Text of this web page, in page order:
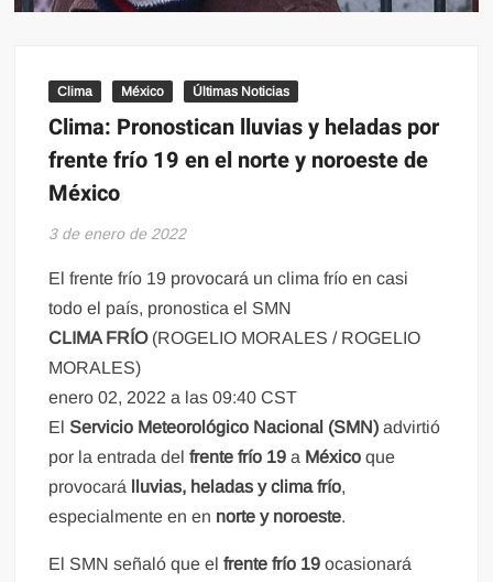
Clima México Últimas Noticias
Clima: Pronostican lluvias y heladas por
frente frío 19 en el norte y noroeste de
México
3 de enero de 2022
El frente frío 19 provocará un clima frío en casi
todo el país, pronostica el SMN
CLIMA FRÍO (ROGELIO MORALES / ROGELIO
MORALES)
enero 02, 2022 a las 09:40 CST
El Servicio Meteorológico Nacional (SMN) advirtió
por la entrada delfrente frío 19a México que
provocará
lluvias, heladas yclima frío,
especialmente en en norte y noroeste.
El SMN señaló que el frente frío 19 ocasionará